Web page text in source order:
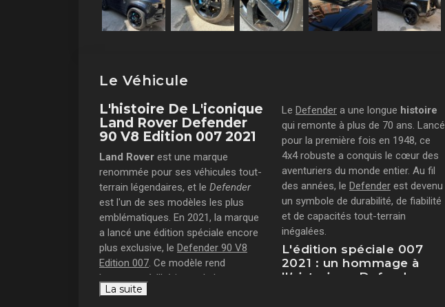
Le Véhicule
L'histoire De L'iconique
Land Rover Defender
90 V8 Edition 007 2021
Land Rover est une marque
renommée pour ses véhicules tout-
terrain légendaires, et le Defender
est l'un de ses modèles les plus
emblématiques. En 2021, la marque
a lancé une édition spéciale encore
plus exclusive, le Defender 90 V8
Edition 007. Ce modèle rend
hommage à l'héritage de la marque
en combinant un design classique
Le Defendera une longue histoire
qui remonte à plus de 70 ans. Lancé
pour la première fois en 1948, ce
4x4 robuste a conquis le cœur des
aventuriers du monde entier. Au fil
des années, le Defenderest devenu
un symbole de durabilité, de fiabilité
et de capacités tout-terrain
inégalées.
L'édition spéciale 007
2021 : un hommage à
l'historique Defender
La suite